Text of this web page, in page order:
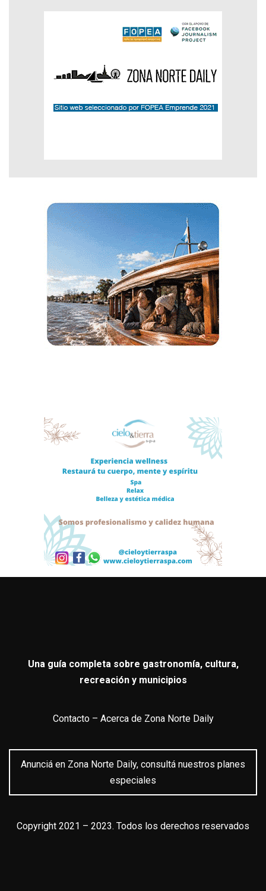
Una guía completa sobre gastronomía, cultura,
recreación y municipios
Contacto– Acerca de Zona Norte Daily
Anunciá en Zona Norte Daily, consultá nuestros planes
especiales
Copyright 2021 – 2023. Todos los derechos reservados